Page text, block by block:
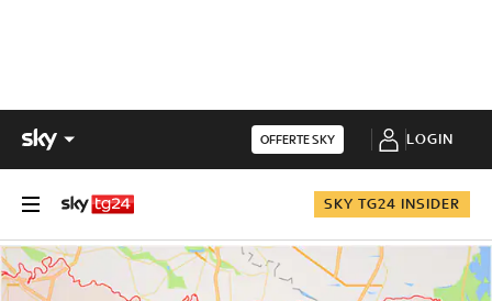
OFFERTE SKY LOGIN
SKY TG24 INSIDER